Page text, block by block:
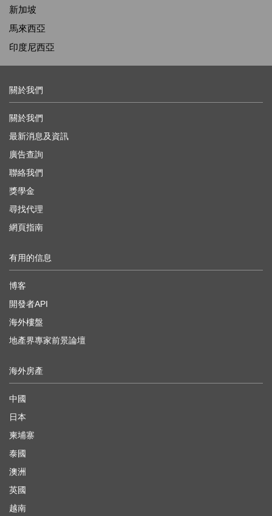
新加坡
馬來西亞
印度尼西亞
關於我們
關於我們
最新消息及資訊
廣告查詢
聯絡我們
獎學金
尋找代理
網頁指南
有用的信息
博客
開發者API
海外樓盤
地產界專家前景論壇
海外房產
中國
日本
柬埔寨
泰國
澳洲
英國
越南